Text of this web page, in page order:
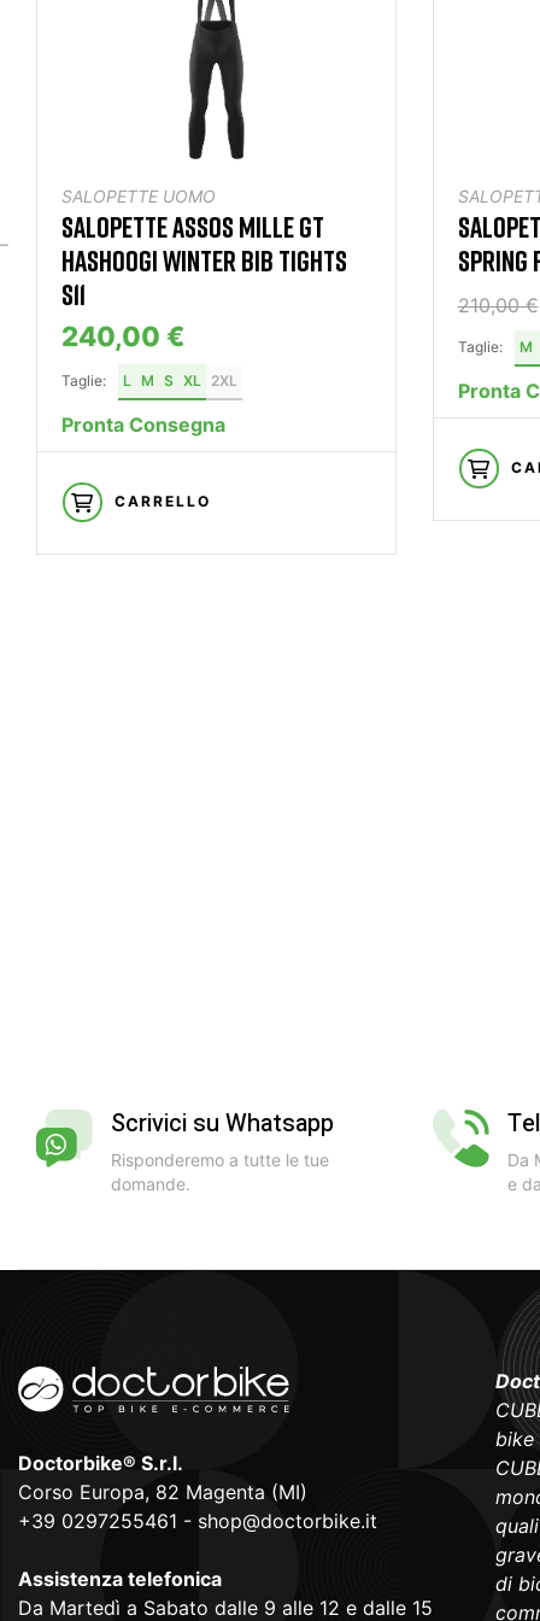
SALOPETTE UOMO
SALOPETTE ASSOS MILLE GT
HASHOOGI WINTER BIB TIGHTS
S11
240,00 €
Taglie: L M S XL 2XL
Pronta Consegna
CARRELLO
SPRING
210,00 €
Taglie: M
Pronta
Scrivici su Whatsapp
Risponderemo a tutte le tue
domande.
Da
e
Doctorbike® S.r.l.
Corso Europa, 82 Magenta (MI)
+39 0297255461 - shop@doctorbike.it
Assistenza telefonica
Da Martedì a Sabato dalle 9 alle 12 e dalle 15
bike
di